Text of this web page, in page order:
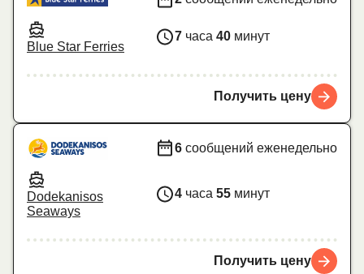
Blue Star Ferries
7 часа 40 минут
Получить цену
Dodekanisos
Seaways
6 сообщений еженедельно
4 часа 55 минут
Получить цену